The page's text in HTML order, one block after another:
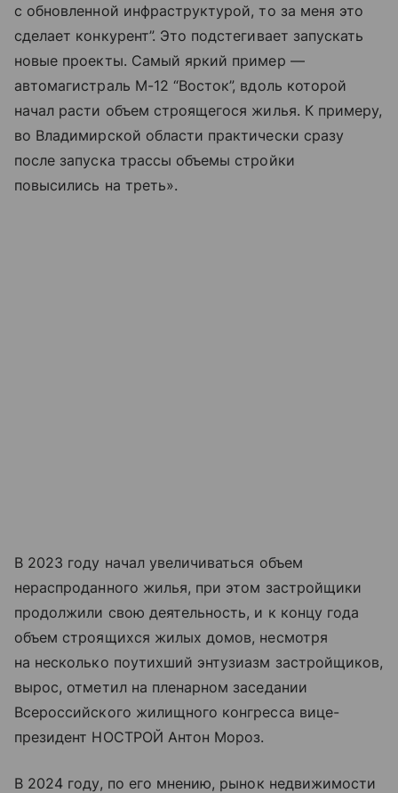
с обновленной инфраструктурой, то за меня это
сделает конкурент”. Это подстегивает запускать
новые проекты. Самый яркий пример —
автомагистраль М-12 “Восток”, вдоль которой
начал расти объем строящегося жилья. К примеру,
во Владимирской области практически сразу
после запуска трассы объемы стройки
повысились на треть».
В 2023 году начал увеличиваться объем
нераспроданного жилья, при этом застройщики
продолжили свою деятельность, и к концу года
объем строящихся жилых домов, несмотря
на несколько поутихший энтузиазм застройщиков,
вырос, отметил на пленарном заседании
Всероссийского жилищного конгресса вице-
президент НОСТРОЙ Антон Мороз.
В 2024 году, по его мнению, рынок недвижимости